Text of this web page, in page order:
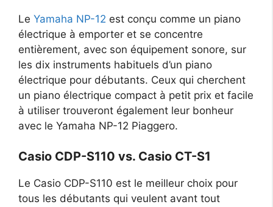
Le Yamaha NP-12 est conçu comme un piano
électrique à emporter et se concentre
entièrement, avec son équipement sonore, sur
les dix instruments habituels d’un piano
électrique pour débutants. Ceux qui cherchent
un piano électrique compact à petit prix et facile
à utiliser trouveront également leur bonheur
avec le Yamaha NP-12 Piaggero.
Casio CDP-S110 vs. Casio CT-S1
Le Casio CDP-S110 est le meilleur choix pour
tous les débutants qui veulent avant tout